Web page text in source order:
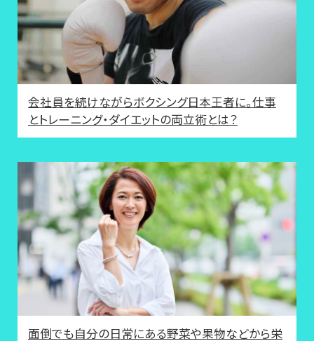
会社員を続けながらボクシング日本王者に。仕事
とトレーニング・ダイエットの両立術とは？
面倒でも自分の日常にある野菜や果物などから栄